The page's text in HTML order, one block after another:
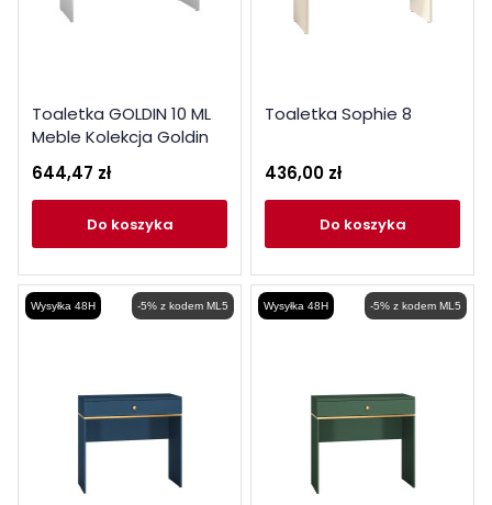
Toaletka GOLDIN 10 ML
Meble Kolekcja Goldin
644,47 zł
do koszyka
Toaletka Sophie 8
436,00 zł
do koszyka
-5% z kodem ML5
Wysyłka 48H -5% z kodem ML5
Wysyłka 48H